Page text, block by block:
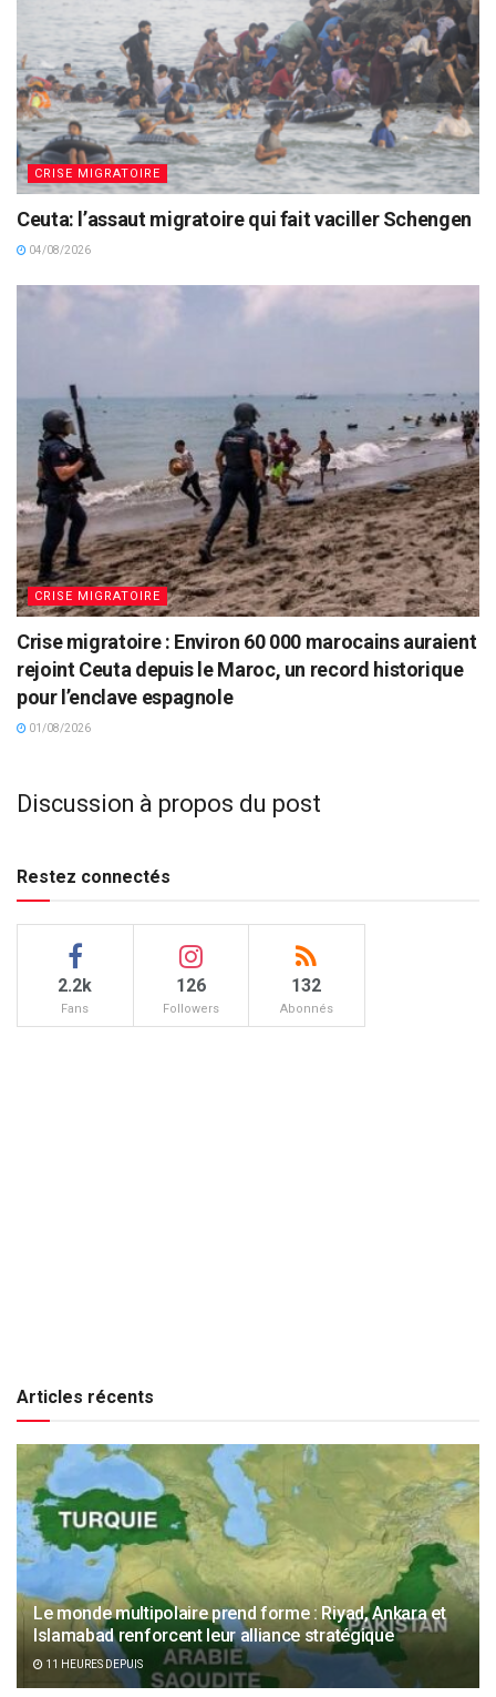
CRISE MIGRATOIRE
Ceuta: l’assaut migratoire qui fait vaciller Schengen
04/08/2026
CRISE MIGRATOIRE
Crise migratoire : Environ 60 000 marocains auraient
rejoint Ceuta depuis le Maroc, un record historique
pour l’enclave espagnole
01/08/2026
Discussion à propos du post
Restez connectés
2.2k
Fans
126
Followers
132
Abonnés
Articles récents
Le monde multipolaire prend forme : Riyad, Ankara et
Islamabad renforcent leur alliance stratégique
11 HEURES DEPUIS